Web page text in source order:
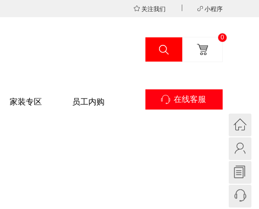
关注我们 小程序
0
家装专区 员工内购 在线客服